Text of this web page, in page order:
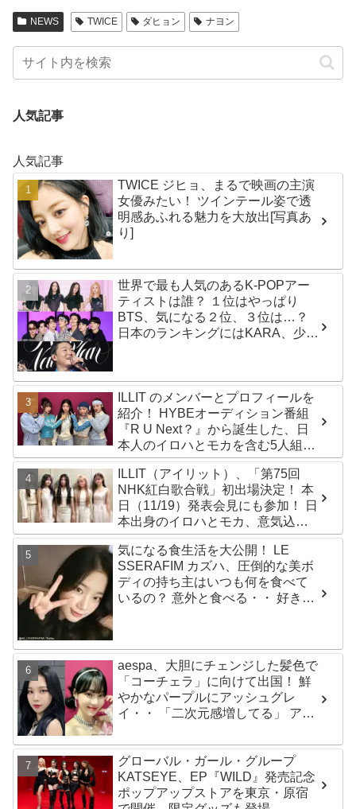
NEWS TWICE ダヒョン ナヨン
人気記事
人気記事
TWICE ジヒョ、まるで映画の主演
女優みたい！ ツインテール姿で透
明感あふれる魅力を大放出[写真あ
り]
世界で最も人気のあるK-POPアー
ティストは誰？ １位はやっぱり
BTS、気になる２位、３位は…？
日本のランキングにはKARA、少女
ILLIT のメンバーとプロフィールを
紹介！ HYBEオーディション番組
『R U Next？』から誕生した、日
本人のイロハとモカを含む5人組ガ
ールズグループ！ デビュー曲
「Magnetic」がいきなりの大ヒッ
ト
ILLIT（アイリット）、「第75回
NHK紅白歌合戦」初出場決定！ 本
日（11/19）発表会見にも参加！ 日
本出身のイロハとモカ、意気込み
を語る「ずっと夢見てたステー
ジ…嬉しくて光栄」
気になる食生活を大公開！ LE
SSERAFIM カズハ、圧倒的な美ボ
ディの持ち主はいつも何を食べて
いるの？ 意外と食べる・・ 好きな
aespa、大胆にチェンジした髪色で
「コーチェラ」に向けて出国！ 鮮
やかなパープルにアッシュグレ
イ・・ 「二次元感増してる」 アバ
グローバル・ガール・グループ
KATSEYE、EP『WILD』発売記念
ポップアップストアを東京・原宿